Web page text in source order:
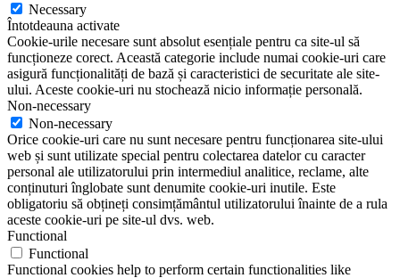
Necessary
Întotdeauna activate
Cookie-urile necesare sunt absolut esențiale pentru ca site-ul să
funcționeze corect. Această categorie include numai cookie-uri care
asigură funcționalități de bază și caracteristici de securitate ale site-
ului. Aceste cookie-uri nu stochează nicio informație personală.
Non-necessary
Non-necessary
Orice cookie-uri care nu sunt necesare pentru funcționarea site-ului
web și sunt utilizate special pentru colectarea datelor cu caracter
personal ale utilizatorului prin intermediul analitice, reclame, alte
conținuturi înglobate sunt denumite cookie-uri inutile. Este
obligatoriu să obțineți consimțământul utilizatorului înainte de a rula
aceste cookie-uri pe site-ul dvs. web.
Functional
Functional
Functional cookies help to perform certain functionalities like